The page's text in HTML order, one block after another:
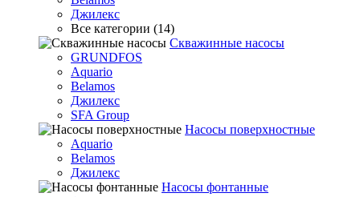
Джилекс
Все категории (14)
Скважинные насосы
GRUNDFOS
Aquario
Belamos
Джилекс
SFA Group
Насосы поверхностные
Aquario
Belamos
Джилекс
Насосы фонтанные